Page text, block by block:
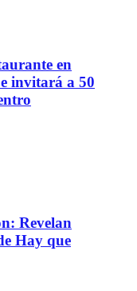
en
invitará a 50
Revelan
Hay que